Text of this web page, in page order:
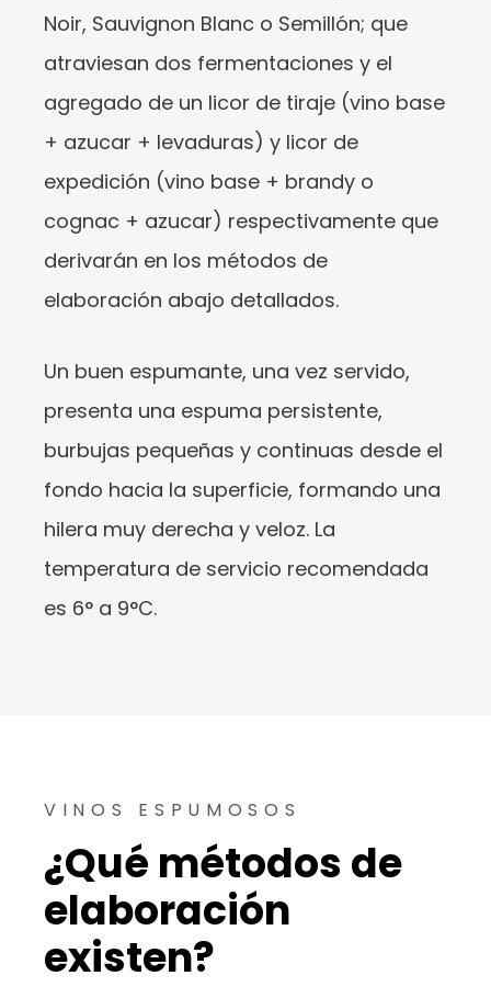
Noir, Sauvignon Blanc o Semillón; que
atraviesan dos fermentaciones y el
agregado de un licor de tiraje (vino base
+ azucar + levaduras) y licor de
expedición (vino base + brandy o
cognac + azucar) respectivamente que
derivarán en los métodos de
elaboración abajo detallados.
Un buen espumante, una vez servido,
presenta una espuma persistente,
burbujas pequeñas y continuas desde el
fondo hacia la superficie, formando una
hilera muy derecha y veloz. La
temperatura de servicio recomendada
es 6° a 9°C.
VINOS ESPUMOSOS
¿Qué métodos de
elaboración
existen?